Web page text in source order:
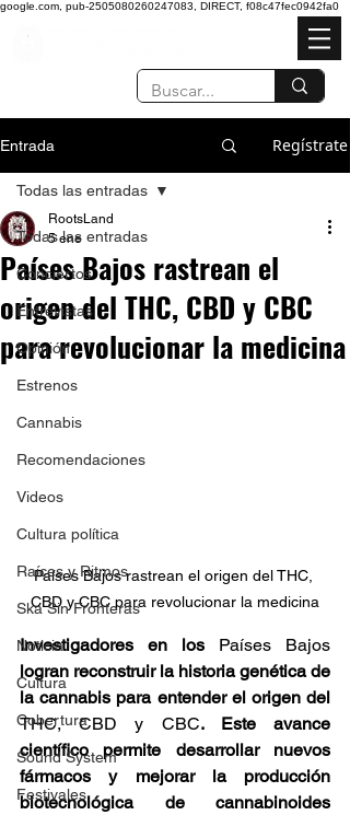
google.com, pub-2505080260247083, DIRECT, f08c47fec0942fa0
Entrada Regístrate
Todas las entradas
Conciertos
Entrevistas
Opinión
Estrenos
Cannabis
Recomendaciones
Videos
Cultura política
Raíces y Ritmos
Ska Sin Fronteras
Noticia
Cultura
Cobertura
Sound System
Festivales
Todas las entradas
Países Bajos rastrean el
origen del THC, CBD y CBC
para revolucionar la medicina
RootsLand
5 ene
Países Bajos rastrean el origen del THC,
CBD y CBC para revolucionar la medicina
Investigadores en los Países Bajos
logran reconstruir la historia genética de
THC, CBD y CBC. Este avance
científico permite desarrollar nuevos
fármacos y mejorar la producción
biotecnológica de cannabinoides